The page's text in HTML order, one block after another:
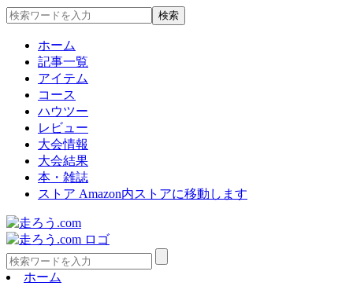
ホーム
記事一覧
アイテム
コース
ハウツー
レビュー
大会情報
大会結果
本・雑誌
ストア Amazon内ストアに移動します
ホーム